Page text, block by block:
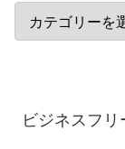
ビジネスフ